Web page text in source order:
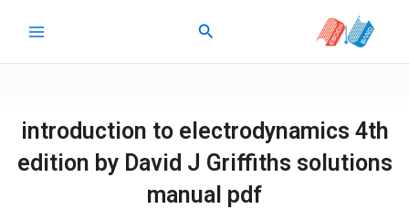
جستجو
introduction to electrodynamics 4th
edition by David J Griffiths solutions
manual pdf